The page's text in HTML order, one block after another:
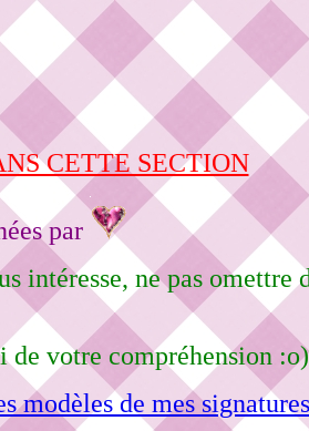
CETTE SECTION
par
ne pas omettre
de votre compréhension :o)
modèles de mes